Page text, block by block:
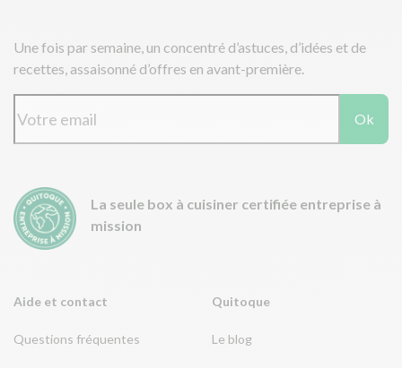
Aide et contact
Questions fréquentes
Quitoque
Le blog
Une fois par semaine, un concentré d’astuces, d’idées et de
recettes, assaisonné d’offres en avant-première.
Ok
La seule box à cuisiner certifiée entreprise à
mission